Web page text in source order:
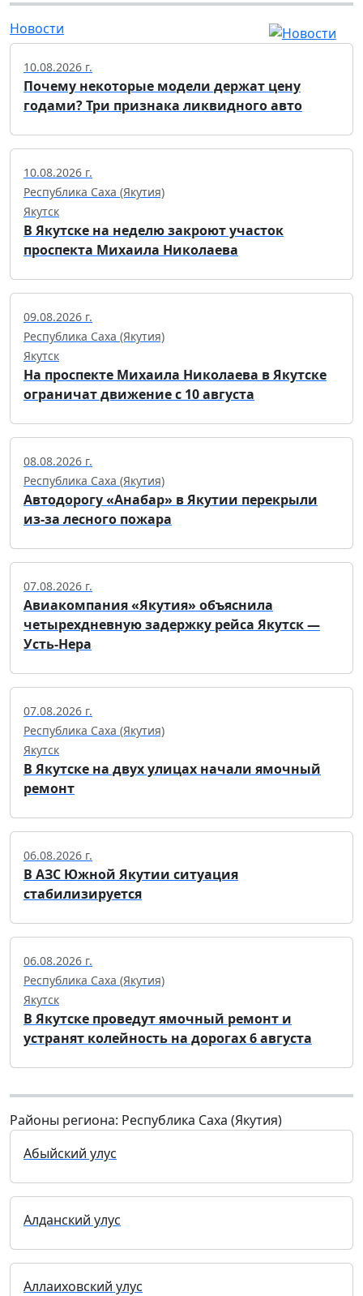
Новости
10.08.2026 г.
Почему некоторые модели держат цену
годами? Три признака ликвидного авто
10.08.2026 г.
Республика Саха (Якутия)
Якутск
В Якутске на неделю закроют участок
проспекта Михаила Николаева
09.08.2026 г.
Республика Саха (Якутия)
Якутск
На проспекте Михаила Николаева в Якутске
ограничат движение с 10 августа
08.08.2026 г.
Республика Саха (Якутия)
Автодорогу «Анабар» в Якутии перекрыли
из-за лесного пожара
07.08.2026 г.
Авиакомпания «Якутия» объяснила
четырехдневную задержку рейса Якутск —
Усть-Нера
07.08.2026 г.
Республика Саха (Якутия)
Якутск
В Якутске на двух улицах начали ямочный
ремонт
06.08.2026 г.
В АЗС Южной Якутии ситуация
стабилизируется
06.08.2026 г.
Республика Саха (Якутия)
Якутск
В Якутске проведут ямочный ремонт и
устранят колейность на дорогах 6 августа
Районы региона: Республика Саха (Якутия)
Абыйский улус
Алданский улус
Аллаиховский улус